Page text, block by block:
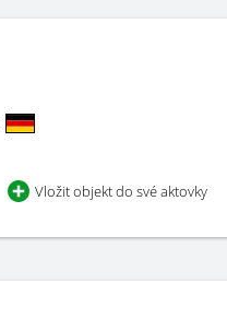
Vložit objekt do své aktovky